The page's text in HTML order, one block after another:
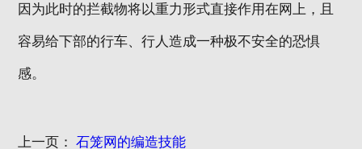
因为此时的拦截物将以重力形式直接作用在网上，且
容易给下部的行车、行人造成一种极不安全的恐惧
感。
上一页： 石笼网的编造技能